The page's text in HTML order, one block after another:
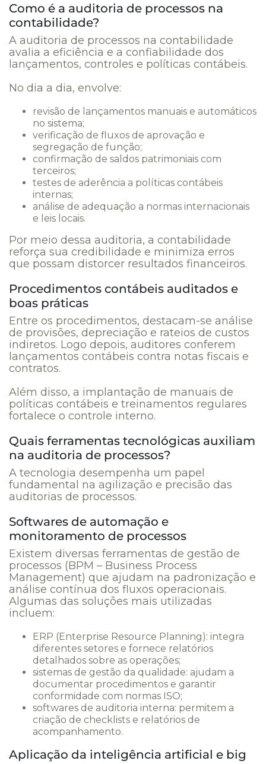
Como é a auditoria de processos na
contabilidade?
A auditoria de processos na contabilidade
avalia a eficiência e a confiabilidade dos
lançamentos, controles e políticas contábeis.
No dia a dia, envolve:
revisão de lançamentos manuais e automáticos
no sistema;
verificação de fluxos de aprovação e
segregação de função;
confirmação de saldos patrimoniais com
terceiros;
testes de aderência a políticas contábeis
internas;
análise de adequação a normas internacionais
e leis locais.
Por meio dessa auditoria, a contabilidade
reforça sua credibilidade e minimiza erros
que possam distorcer resultados financeiros.
Procedimentos contábeis auditados e
boas práticas
Entre os procedimentos, destacam-se análise
de provisões, depreciação e rateios de custos
indiretos. Logo depois, auditores conferem
lançamentos contábeis contra notas fiscais e
contratos.
Além disso, a implantação de manuais de
políticas contábeis e treinamentos regulares
fortalece o controle interno.
Quais ferramentas tecnológicas auxiliam
na auditoria de processos?
A tecnologia desempenha um papel
fundamental na agilização e precisão das
auditorias de processos.
Softwares de automação e
monitoramento de processos
Existem diversas ferramentas de gestão de
processos (BPM – Business Process
Management) que ajudam na padronização e
análise contínua dos fluxos operacionais.
Algumas das soluções mais utilizadas
incluem:
ERP (Enterprise Resource Planning): integra
diferentes setores e fornece relatórios
detalhados sobre as operações;
sistemas de gestão da qualidade: ajudam a
documentar procedimentos e garantir
conformidade com normas ISO;
softwares de auditoria interna: permitem a
criação de checklists e relatórios de
acompanhamento.
Aplicação da inteligência artificial e big